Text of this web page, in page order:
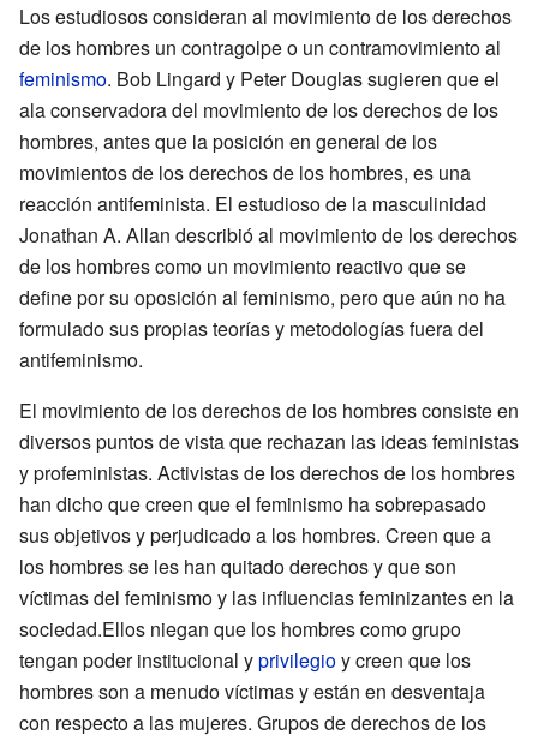
Los estudiosos consideran al movimiento de los derechos
de los hombres un contragolpe o un contramovimiento al
feminismo. Bob Lingard y Peter Douglas sugieren que el
ala conservadora del movimiento de los derechos de los
hombres, antes que la posición en general de los
movimientos de los derechos de los hombres, es una
reacción antifeminista. El estudioso de la masculinidad
Jonathan A. Allan describió al movimiento de los derechos
de los hombres como un movimiento reactivo que se
define por su oposición al feminismo, pero que aún no ha
formulado sus propias teorías y metodologías fuera del
antifeminismo.
El movimiento de los derechos de los hombres consiste en
diversos puntos de vista que rechazan las ideas feministas
y profeministas. Activistas de los derechos de los hombres
han dicho que creen que el feminismo ha sobrepasado
sus objetivos y perjudicado a los hombres. Creen que a
los hombres se les han quitado derechos y que son
víctimas del feminismo y las influencias feminizantes en la
sociedad.Ellos niegan que los hombres como grupo
tengan poder institucional yprivilegioy creen que los
hombres son a menudo víctimas y están en desventaja
con respecto a las mujeres. Grupos de derechos de los